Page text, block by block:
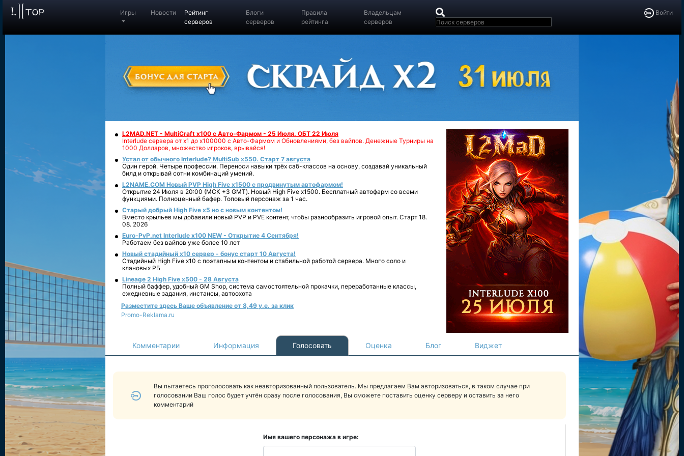
Войти
Игры Новости
Рейтинг
серверов
Блоги
серверов
Правила
рейтинга
Владельцам
серверов
L2MAD.NET - MultiCraft x100 с Авто-Фармом - 25 Июля. ОБТ 22 Июля
Interlude сервера от х1 до х100000 с Авто-Фармом и Обновлениями, без вайпов. Денежные Турниры на
1000 Долларов, множество игроков, врывайся!
Устал от обычного Interlude? MultiSub x550. Старт 7 августа
Один герой. Четыре профессии. Переноси навыки трёх саб-классов на основу, создавай уникальный
билд и открывай сотни комбинаций умений.
L2NAME.COM Новый PVP High Five x1500 с продвинутым автофармом!
Открытие 24 Июля в 20:00 (МСК +3 GMT). Новый High Five x1500. Бесплатный автофарм со всеми
функциями. Полноценный бафер. Топовый персонаж за 1 час.
Старый добрый High Five x5 но с новым контентом!
Вместо крыльев мы добавили новый PVP и PVE контент, чтобы разнообразить игровой опыт. Старт 18.
08. 2026
Euro-PvP.net Interlude х100 NEW - Открытие 4 Сентября!
Работаем без вайпов уже более 10 лет
Новый стадийный х10 сервер - бонус старт 10 Августа!
Стадийный High Five x10 с поэтапным контентом и стабильной работой сервера. Много соло и
клановых РБ
Lineage 2 High Five x500 - 28 Августа
Полный баффер, удобный GM Shop, система самостоятельной прокачки, переработанные классы,
ежедневные задания, инстансы, автоохота
Разместите здесь Ваше объявление от 8,49 у.е. за клик
Promo-Reklama.ru
Комментарии Информация Голосовать Оценка Блог Виджет
Вы пытаетесь проголосовать как неавторизованный пользователь. Мы предлагаем Вам авторизоваться, в таком случае при
голосовании Ваш голос будет учтён сразу после голосования, Вы сможете поставить оценку серверу и оставить за него
комментарий
Имя вашего персонажа в игре: